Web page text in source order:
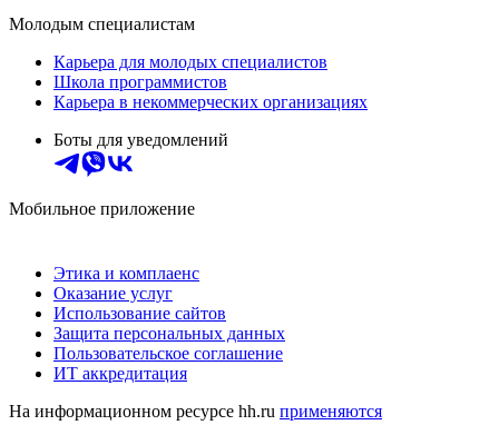
Молодым специалистам
Карьера для молодых специалистов
Школа программистов
Карьера в некоммерческих организациях
Боты для уведомлений
Мобильное приложение
Этика и комплаенс
Оказание услуг
Использование сайтов
Защита персональных данных
Пользовательское соглашение
ИТ аккредитация
На информационном ресурсе hh.ru применяются